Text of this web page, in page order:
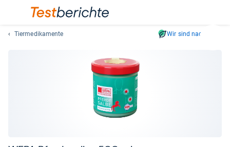
Tiermedikamente Wir sind nachhaltig